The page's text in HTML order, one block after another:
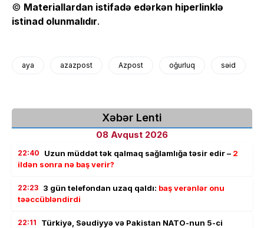
© Materiallardan istifadə edərkən hiperlinklə
istinad olunmalıdır.
aya azazpost Azpost oğurluq səid
Xəbər Lenti
08 Avqust 2026
22:40 Uzun müddət tək qalmaq sağlamlığa təsir edir – 2
ildən sonra nə baş verir?
22:23 3 gün telefondan uzaq qaldı: baş verənlər onu
təəccübləndirdi
22:11
Türkiyə, Səudiyyə və Pakistan NATO-nun 5-ci